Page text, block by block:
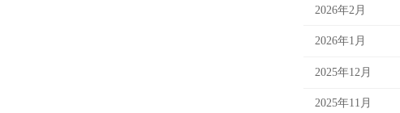
2026年2月
2026年1月
2025年12月
2025年11月